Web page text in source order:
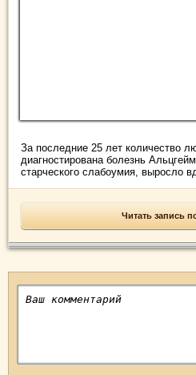
За последние 25 лет количество
диагностирована болезнь
старческого слабоумия, выросло
Читать запись